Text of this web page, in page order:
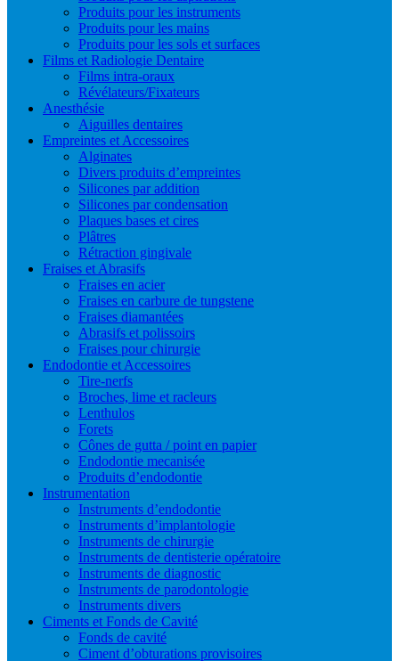
Produits pour les instruments
Produits pour les mains
Produits pour les sols et surfaces
Films et Radiologie Dentaire
Films intra-oraux
Révélateurs/Fixateurs
Anesthésie
Aiguilles dentaires
Empreintes et Accessoires
Alginates
Divers produits d’empreintes
Silicones par addition
Silicones par condensation
Plaques bases et cires
Plâtres
Rétraction gingivale
Fraises et Abrasifs
Fraises en acier
Fraises en carbure de tungstene
Fraises diamantées
Abrasifs et polissoirs
Fraises pour chirurgie
Endodontie et Accessoires
Tire-nerfs
Broches, lime et racleurs
Lenthulos
Forets
Cônes de gutta / point en papier
Endodontie mecanisée
Produits d’endodontie
Instrumentation
Instruments d’endodontie
Instruments d’implantologie
Instruments de chirurgie
Instruments de dentisterie opératoire
Instruments de diagnostic
Instruments de parodontologie
Instruments divers
Ciments et Fonds de Cavité
Fonds de cavité
Ciment d’obturations provisoires